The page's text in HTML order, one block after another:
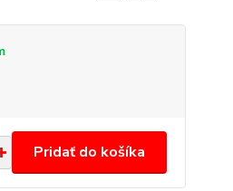
Pridať do košíka